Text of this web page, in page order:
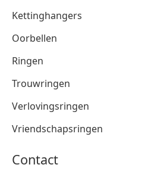
Kettinghangers
Oorbellen
Ringen
Trouwringen
Verlovingsringen
Vriendschapsringen
Contact